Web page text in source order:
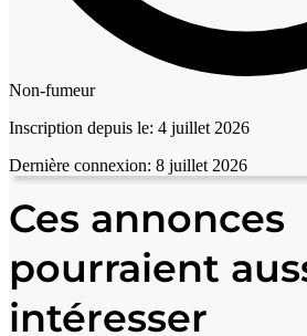
Non-fumeur
Inscription depuis le: 4 juillet 2026
Dernière connexion: 8 juillet 2026
Ces annonces
pourraient
intéresser